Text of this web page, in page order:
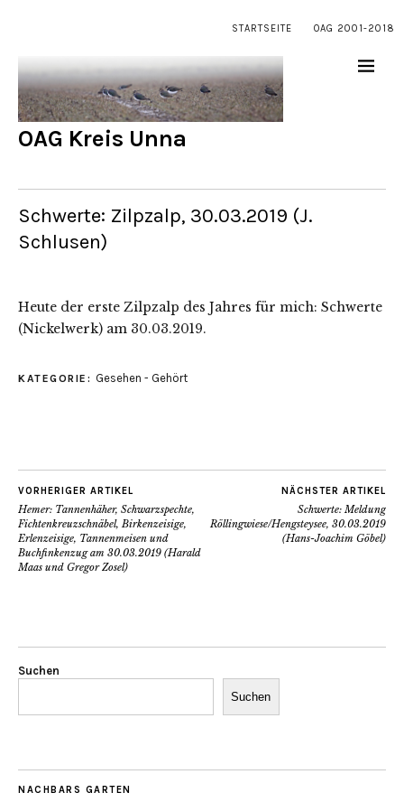
STARTSEITE OAG 2001-2018
OAG Kreis Unna
Schwerte: Zilpzalp, 30.03.2019 (J.
Schlusen)
Heute der erste Zilpzalp des Jahres für mich: Schwerte
(Nickelwerk) am 30.03.2019.
KATEGORIE: Gesehen - Gehört
VORHERIGER ARTIKEL
Hemer: Tannenhäher, Schwarzspechte,
Fichtenkreuzschnäbel, Birkenzeisige,
Erlenzeisige, Tannenmeisen und
Buchfinkenzug am 30.03.2019 (Harald
Maas und Gregor Zosel)
NÄCHSTER ARTIKEL
Schwerte: Meldung
Röllingwiese/Hengsteysee, 30.03.2019
(Hans-Joachim Göbel)
Suchen
Suchen
NACHBARS GARTEN